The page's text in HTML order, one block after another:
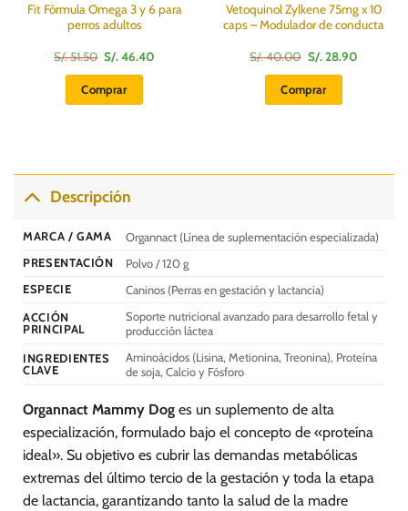
Fit Fórmula Omega 3 y 6 para
perros adultos
S/.51.50 El
precio
original
era:
S/.
S/.46.40
Comprar
Vetoquinol Zylkene 75mg x 10
caps – Modulador de conducta
S/.40.00 El
precio
original
era:
S/.
S/.28.90El
Comprar
Descripción
MARCA / GAMA
Organnact (Línea de suplementación especializada)
PRESENTACIÓN
Polvo / 120 g
ESPECIE
Caninos (Perras en gestación y lactancia)
ACCIÓN
PRINCIPAL
Soporte nutricional avanzado para desarrollo fetal y
producción láctea
INGREDIENTES
CLAVE
Aminoácidos (Lisina, Metionina, Treonina), Proteína
de soja, Calcio y Fósforo
Organnact Mammy Dog es un suplemento de alta
especialización, formulado bajo el concepto de «proteína
ideal». Su objetivo es cubrir las demandas metabólicas
extremas del último tercio de la gestación y toda la etapa
de lactancia, garantizando tanto la salud de la madre